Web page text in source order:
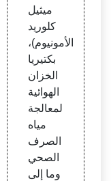
ميثيل
كلوريد
الأمونيوم)،
بكتيريا
الخزان
الهوائية
لمعالجة
مياه
الصرف
الصحي
وما إلى